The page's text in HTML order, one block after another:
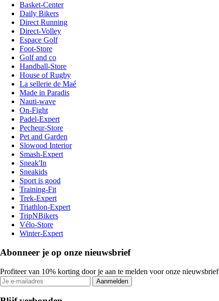
Basket-Center
Daily Bikers
Direct Running
Direct-Volley
Espace Golf
Foot-Store
Golf and co
Handball-Store
House of Rugby
La sellerie de Maé
Made in Paradis
Nauti-wave
On-Fight
Padel-Expert
Pecheur-Store
Pet and Garden
Slowood Interior
Smash-Expert
Sneak'In
Sneakids
Sport is good
Training-Fit
Trek-Expert
Triathlon-Expert
TripNBikers
Vélo-Store
Winter-Expert
Abonneer je op onze nieuwsbrief
Profiteer van 10% korting door je aan te melden voor onze nieuwsbrief
Aanmelden